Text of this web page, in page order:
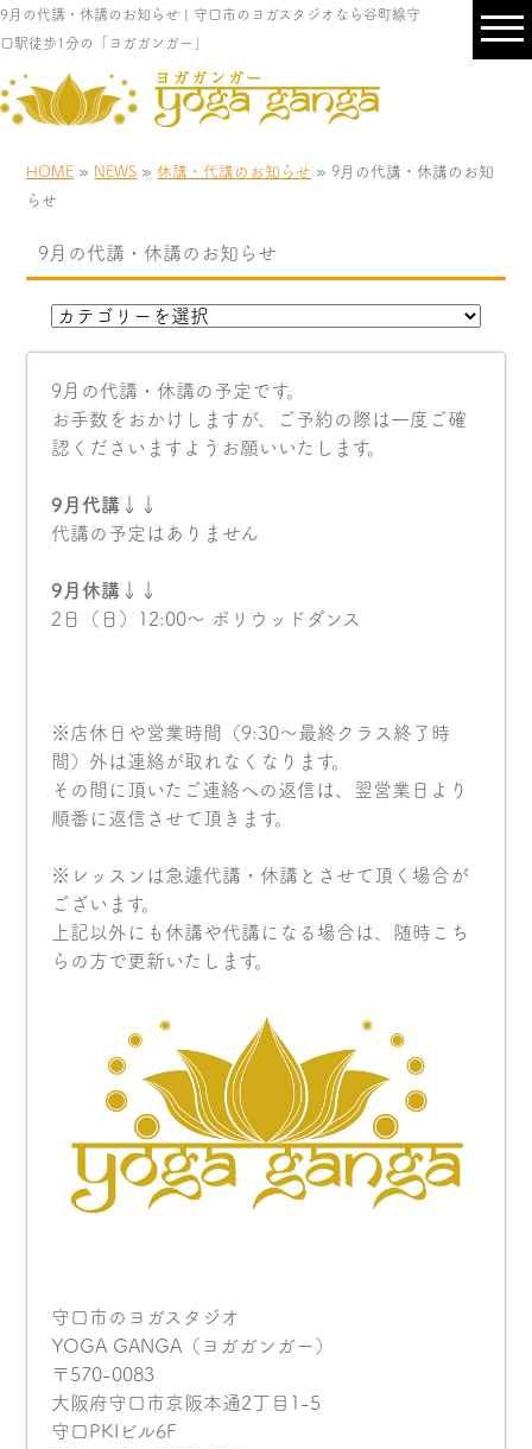
9月の代講・休講のお知らせ | 守口市のヨガスタジオなら谷町線守
口駅徒歩1分の「ヨガガンガー」
HOME » NEWS »休講・代講のお知らせ » 9月の代講・休講のお知
らせ
9月の代講・休講のお知らせ
9月の代講・休講の予定です。
お手数をおかけしますが、ご予約の際は一度ご確
認くださいますようお願いいたします。
9月代講↓↓
代講の予定はありません
9月休講↓↓
2日（日）12:00〜 ボリウッドダンス
※店休日や営業時間（9:30〜最終クラス終了時
間）外は連絡が取れなくなります。
その間に頂いたご連絡への返信は、翌営業日より
順番に返信させて頂きます。
※レッスンは急遽代講・休講とさせて頂く場合が
ございます。
上記以外にも休講や代講になる場合は、随時こち
らの方で更新いたします。
守口市のヨガスタジオ
YOGA GANGA（ヨガガンガー）
〒570-0083
大阪府守口市京阪本通2丁目1-5
守口PKIビル6F